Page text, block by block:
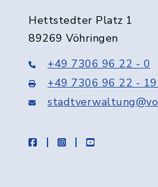
Hettstedter Platz 1
89269 Vöhringen
+49 7306 96 22 - 0
+49 7306 96 22 -
facebookinstagramyoutube